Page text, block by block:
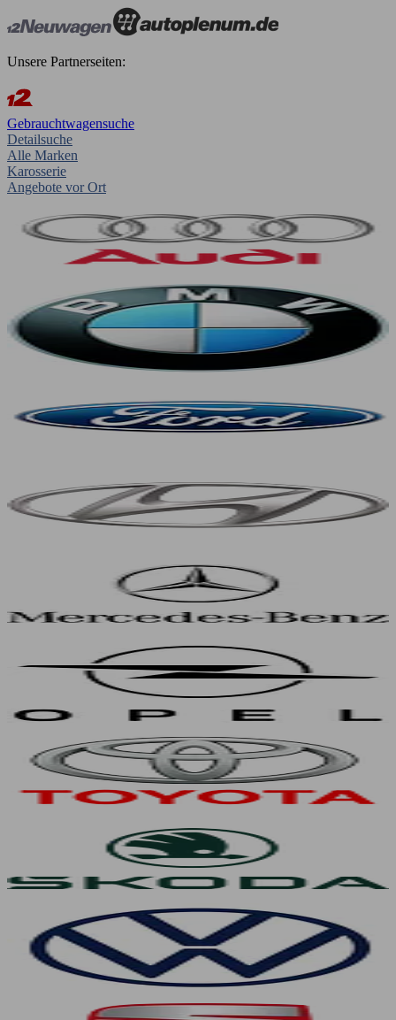
Unsere Partnerseiten:
Gebrauchtwagensuche
Detailsuche
Alle Marken
Karosserie
Angebote vor Ort